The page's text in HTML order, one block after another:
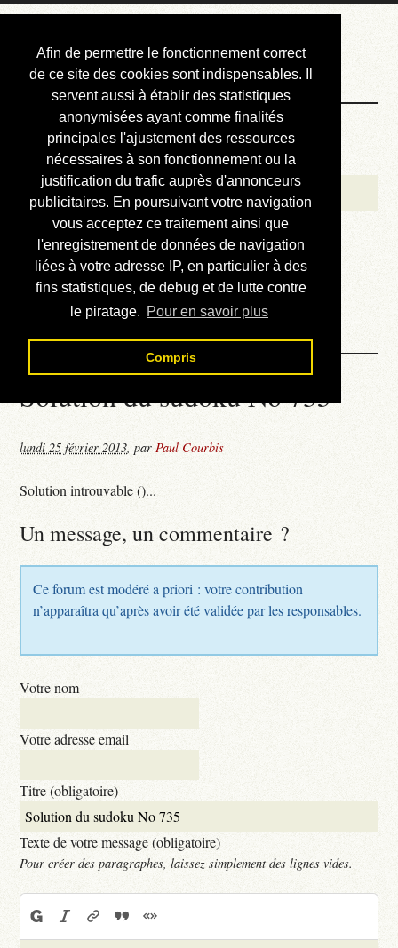
Afin de permettre le fonctionnement correct
de ce site des cookies sont indispensables. Il
servent aussi à établir des statistiques
anonymisées ayant comme finalités
principales l'ajustement des ressources
nécessaires à son fonctionnement ou la
justification du trafic auprès d'annonceurs
publicitaires. En poursuivant votre navigation
vous acceptez ce traitement ainsi que
l'enregistrement de données de navigation
liées à votre adresse IP, en particulier à des
fins statistiques, de debug et de lutte contre
le piratage. Pour en savoir plus
Compris
Courbis, « LE »
Blog Officiel
Bienvenue
Réalisations
Divers (et d’été)
Annonces
Liens externes
Téléchargement
Contact
Solution du sudoku No 735
lundi 25 février 2013,parPaul Courbis
Solution introuvable ()...
Un message, un commentaire ?
Ce forum est modéré a priori : votre contribution
n’apparaîtra qu’après avoir été validée par les responsables.
Votre nom
Votre adresse email
Titre (obligatoire)
Texte de votre message (obligatoire)
Pour créer des paragraphes, laissez simplement des lignes vides.